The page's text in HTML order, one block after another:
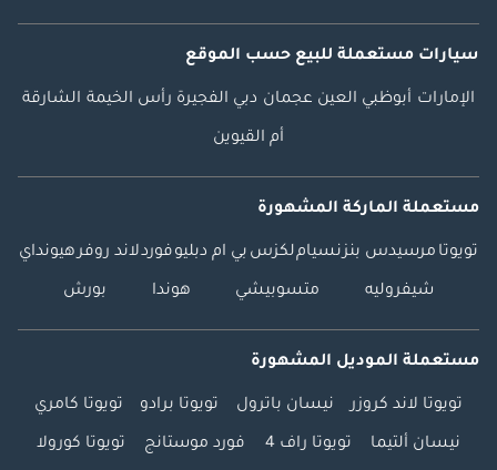
سيارات مستعملة للبيع حسب الموقع
الإمارات أبوظبي العين عجمان دبي الفجيرة رأس الخيمة الشارقة
أم القيوين
مستعملة الماركة المشهورة
تويوتا مرسيدس بنزنسياملكزس بي ام دبليوفوردلاند روفرهيونداي
شيفروليه متسوبيشي هوندا بورش
مستعملة الموديل المشهورة
تويوتا لاند كروزر نيسان باترول تويوتا برادو تويوتا كامري
نيسان ألتيما تويوتا راف 4 فورد موستانج تويوتا كورولا